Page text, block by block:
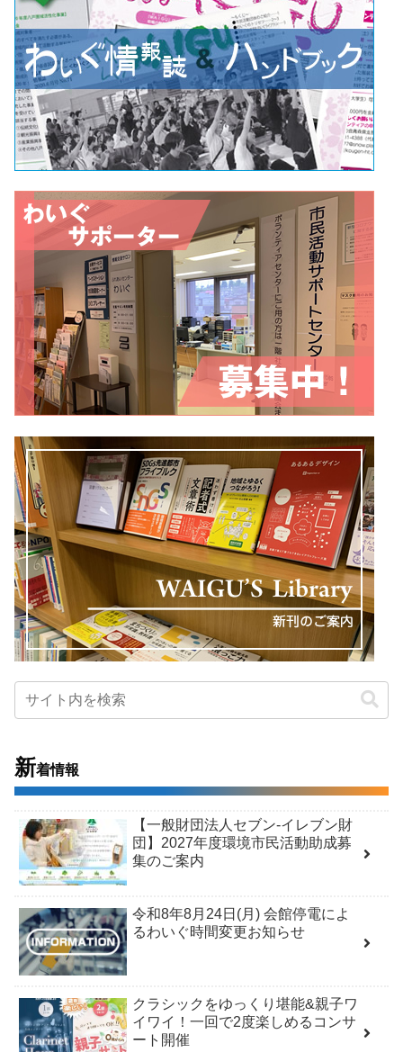
新着情報
【一般財団法人セブン-イレブン財
団】2027年度環境市民活動助成募
集のご案内
令和8年8月24日(月) 会館停電によ
るわいぐ時間変更お知らせ
クラシックをゆっくり堪能&親子ワ
イワイ！一回で2度楽しめるコンサ
ート開催